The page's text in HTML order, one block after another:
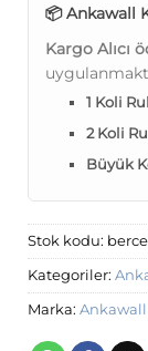
📦 Ankawall
Kargo Alıcı
1 Koli
2 Koli
Büyük
Stok kodu:
Kategoriler:
Marka: Ankawall